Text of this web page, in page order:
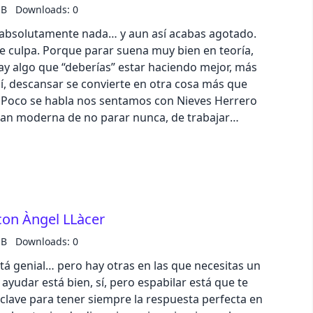
Un episodio que le da la vuelta a todo eso de
claro: que sí, es un negocio… pero a veces
hasta 50€ por la cara al pasarte a N26,
el código POCOSEHABLAN26:
Downloads: 0
nada… y aun así acabas agotado.
culpa. Porque parar suena muy bien en teoría,
algo que “deberías” estar haciendo mejor, más
descansar se convierte en otra cosa más que
se habla nos sentamos con Nieves Herrero
moderna de no parar nunca, de trabajar
y de lo difícil que es desconectar cuando tu
haces . Porque cuando te apasiona lo tuyo… la
se vuelve peligrosamente fina.¿Parar es
que tengamos mucho que hacer… es que no
hasta 50€ por la cara al pasarte a N26,
el código POCOSEHABLAN26:
Àngel LLàcer
Downloads: 0
genial… pero hay otras en las que necesitas un
está bien, sí, pero espabilar está que te
para tener siempre la respuesta perfecta en